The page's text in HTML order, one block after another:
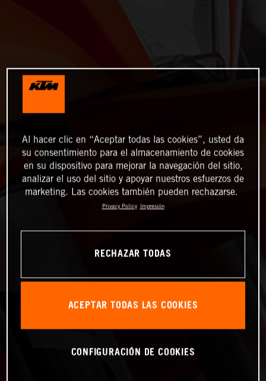
Al hacer clic en “Aceptar todas las cookies”, usted da
su consentimiento para el almacenamiento de cookies
en su dispositivo para mejorar la navegación del sitio,
analizar el uso del sitio y apoyar nuestros esfuerzos de
marketing. Las cookies también pueden rechazarse.
Privacy Policy Impresión
RECHAZAR TODAS
ACEPTAR TODAS LAS COOKIES
CONFIGURACIÓN DE COOKIES